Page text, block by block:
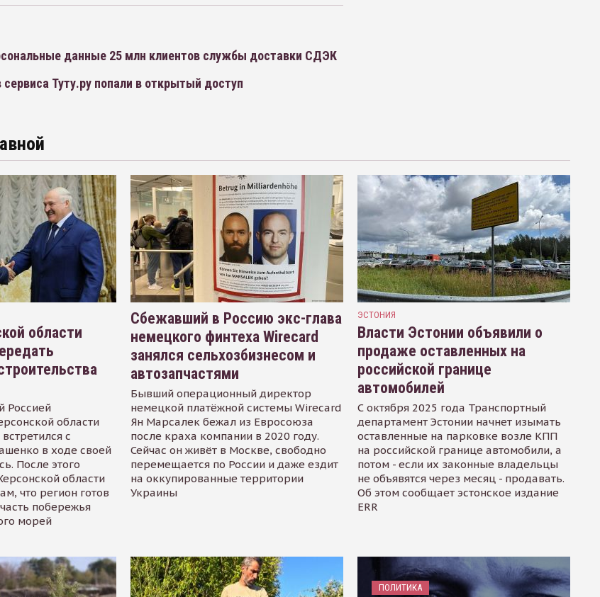
данные 25 млн клиентов службы доставки СДЭК
Туту.ру попали в открытый доступ
области
Россией
области
с
в ходе своей
После этого
области
что регион готов
побережья
морей
Сбежавший в Россию экс-глава
немецкого финтеха Wirecard
занялся сельхозбизнесом и
автозапчастями
Бывший операционный директор
немецкой платёжной системы Wirecard
Ян Марсалек бежал из Евросоюза
после краха компании в 2020 году.
Сейчас он живёт в Москве, свободно
перемещается по России и даже ездит
на оккупированные территории
Украины
ЭСТОНИЯ
Власти Эстонии объявили о
продаже оставленных на
российской границе
автомобилей
С октября 2025 года Транспортный
департамент Эстонии начнет изымать
оставленные на парковке возле КПП
на российской границе автомобили, а
потом - если их законные владельцы
не объявятся через месяц - продавать.
Об этом сообщает эстонское издание
ERR
ПОЛИТИКА